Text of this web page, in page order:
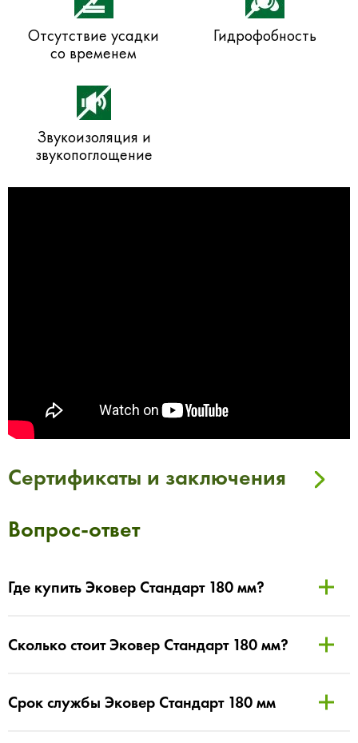
Отсутствие усадки
со временем
Гидрофобность
Звукоизоляция и
звукопоглощение
Сертификаты и заключения
Вопрос-ответ
Где купить Эковер Стандарт 180 мм?
Сколько стоит Эковер Стандарт 180 мм?
Срок службы Эковер Стандарт 180 мм